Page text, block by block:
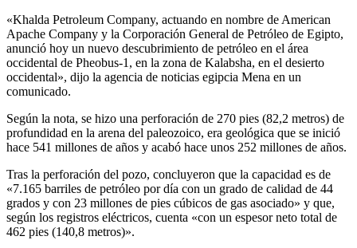
«Khalda Petroleum Company, actuando en nombre de American
Apache Company y la Corporación General de Petróleo de Egipto,
anunció hoy un nuevo descubrimiento de petróleo en el área
occidental de Pheobus-1, en la zona de Kalabsha, en el desierto
occidental», dijo la agencia de noticias egipcia Mena en un
comunicado.
Según la nota, se hizo una perforación de 270 pies (82,2 metros) de
profundidad en la arena del paleozoico, era geológica que se inició
hace 541 millones de años y acabó hace unos 252 millones de años.
Tras la perforación del pozo, concluyeron que la capacidad es de
«7.165 barriles de petróleo por día con un grado de calidad de 44
grados y con 23 millones de pies cúbicos de gas asociado» y que,
según los registros eléctricos, cuenta «con un espesor neto total de
462 pies (140,8 metros)».